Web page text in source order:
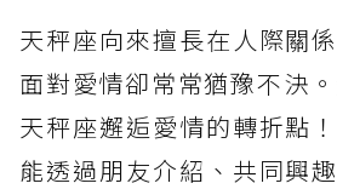
天秤座向來擅長在人際關
面對愛情卻常常猶豫不決
天秤座邂逅愛情的轉折點
能透過朋友介紹、共同興